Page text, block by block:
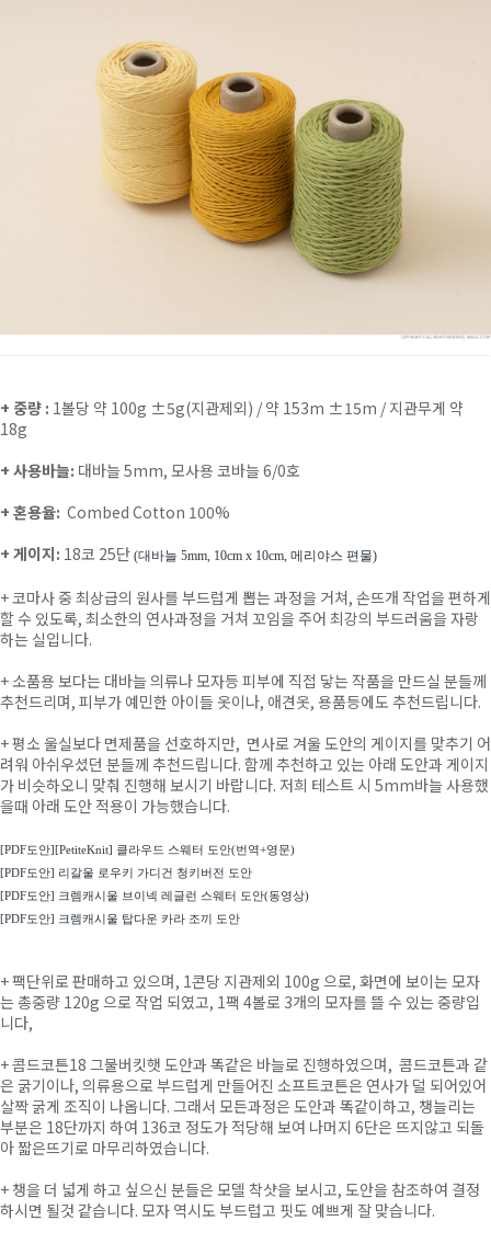
+ 중량 : 1볼당 약 100g ±5g(지관제외) / 약 153m ±15m / 지관무게 약
18g
+ 사용바늘: 대바늘 5mm, 모사용 코바늘 6/0호
+ 혼용율: Combed Cotton 100%
+ 게이지: 18코 25단 (대바늘 5mm, 10cm x 10cm, 메리야스 편물)
+ 코마사 중 최상급의 원사를 부드럽게 뽑는 과정을 거쳐, 손뜨개 작업을 편하게
할 수 있도록, 최소한의 연사과정을 거쳐 꼬임을 주어 최강의 부드러움을 자랑
하는 실입니다.
+ 소품용 보다는 대바늘 의류나 모자등 피부에 직접 닿는 작품을 만드실 분들께
추천드리며, 피부가 예민한 아이들 옷이나, 애견옷, 용품등에도 추천드립니다.
+ 평소 울실보다 면제품을 선호하지만, 면사로 겨울 도안의 게이지를 맞추기 어
려워 아쉬우셨던 분들께 추천드립니다. 함께 추천하고 있는 아래 도안과 게이지
가 비슷하오니 맞춰 진행해 보시기 바랍니다. 저희 테스트 시 5mm바늘 사용했
을때 아래 도안 적용이 가능했습니다.
[PDF도안][PetiteKnit] 클라우드 스웨터 도안(번역+영문)
[PDF도안] 리갈울 로우키 가디건 청키버전 도안
[PDF도안] 크렘캐시울 브이넥 레글런 스웨터 도안(동영상)
[PDF도안] 크렘캐시울 탑다운 카라 조끼 도안
+ 팩단위로 판매하고 있으며, 1콘당 지관제외 100g 으로, 화면에 보이는 모자
는 총중량 120g 으로 작업 되였고, 1팩 4볼로 3개의 모자를 뜰 수 있는 중량입
니다,
+ 콤드코튼18 그물버킷햇 도안과 똑같은 바늘로 진행하였으며, 콤드코튼과 같
은 굵기이나, 의류용으로 부드럽게 만들어진 소프트코튼은 연사가 덜 되어있어
살짝 굵게 조직이 나옵니다. 그래서 모든과정은 도안과 똑같이하고, 챙늘리는
부분은 18단까지 하여 136코 정도가 적당해 보여 나머지 6단은 뜨지않고 되돌
아 짧은뜨기로 마무리하였습니다.
+ 챙을 더 넓게 하고 싶으신 분들은 모델 착샷을 보시고, 도안을 참조하여 결정
하시면 될것 같습니다. 모자 역시도 부드럽고 핏도 예쁘게 잘 맞습니다.